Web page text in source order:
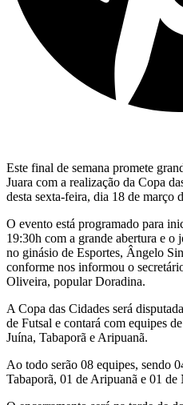
Este final de semana promete
Juara com a realização da Copa
desta sexta-feira, dia 18 de março
O evento está programado para
19:30h com a grande abertura e o
no ginásio de Esportes, Ângelo
conforme nos informou o
Oliveira, popular Doradina.
A Copa das Cidades será
de Futsal e contará com equipes
Juína, Tabaporã e Aripuanã.
Ao todo serão 08 equipes, sendo
Tabaporã, 01 de Aripuanã e 01